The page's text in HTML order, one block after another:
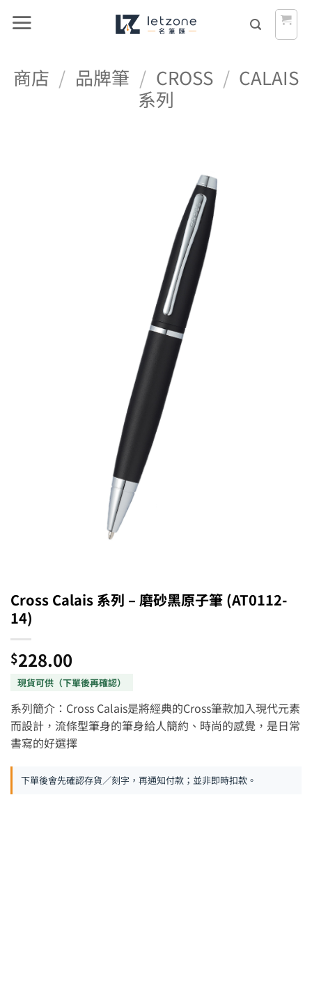
商店 / 品牌筆 / CROSS / CALAIS
系列
Cross Calais 系列 – 磨砂黑原子筆 (AT0112-
14)
$228.00
系列簡介：Cross Calais是將經典的Cross筆款加入現代元素
而設計，流條型筆身的筆身給人簡約、時尚的感覺，是日常
書寫的好選擇
下單後會先確認存貨／刻字，再通知付款；並非即時扣款。